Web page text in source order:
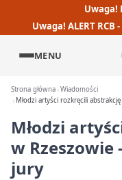
Uwaga!
Uwaga! ALERT
MENU
Strona główna Wiadomości
Młodzi artyści rozkręcili
Młodzi
w Rzeszowie
jury